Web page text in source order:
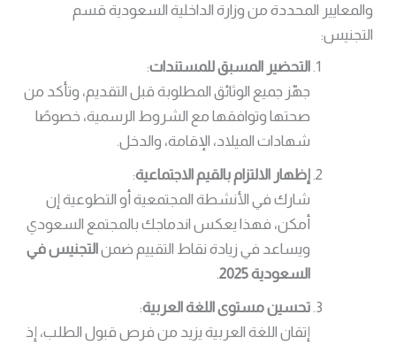
والمعايير المحددة من وزارة الداخلية السعودية قسم
التجنيس:
التحضير المسبق للمستندات:
جهّز جميع الوثائق المطلوبة قبل التقديم، وتأكد من
صحتها وتوافقها مع الشروط الرسمية، خصوصًا
شهادات الميلاد، الإقامة، والدخل.
إظهار الالتزام بالقيم الاجتماعية:
شارك في الأنشطة المجتمعية أو التطوعية إن
أمكن، فهذا يعكس اندماجك بالمجتمع السعودي
ويساعد في زيادة نقاط التقييم ضمنالتجنيس في
السعودية 2025
.
تحسين مستوى اللغة العربية:
إتقان اللغة العربية يزيد من فرص قبول الطلب، إذ